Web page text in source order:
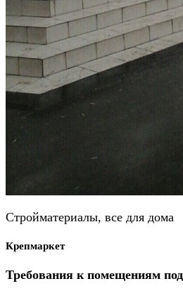
Стройматериалы, все для дома
Крепмаркет
Требования к помещениям